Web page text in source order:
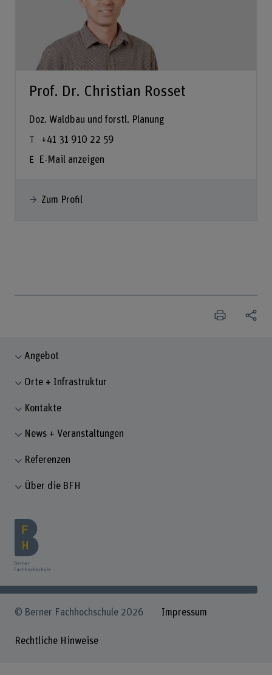
Prof. Dr. Christian Rosset
Doz. Waldbau und forstl. Planung
+41 31 910 22 59
E-Mail anzeigen
Zum Profil
Angebot
Orte + Infrastruktur
Kontakte
News + Veranstaltungen
Referenzen
Über die BFH
© Berner Fachhochschule 2026 Impressum
Rechtliche Hinweise